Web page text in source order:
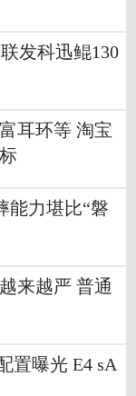
发科迅鲲130
耳环等 淘宝
能力堪比“磐
来越严 普通
置曝光 E4 sA